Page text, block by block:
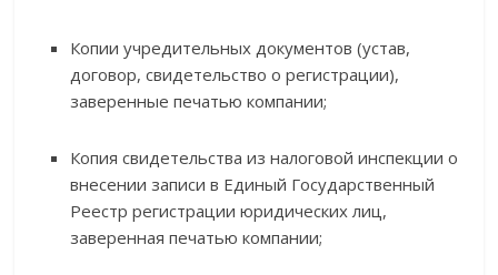
Копии учредительных документов (устав,
договор, свидетельство о регистрации),
заверенные печатью компании;
Копия свидетельства из налоговой инспекции о
внесении записи в Единый Государственный
Реестр регистрации юридических лиц,
заверенная печатью компании;